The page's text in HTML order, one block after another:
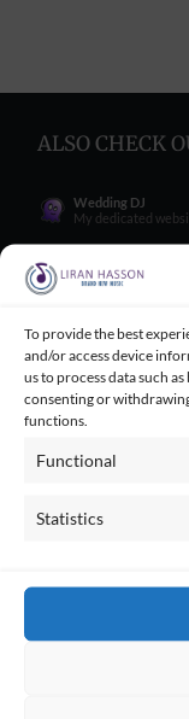
To provide the best
and/or access device
us to process data such
consenting or
functions.
Functional
Statistics
ALSO CHECK
Wedding DJ
My dedicated
My dedicated
Wedding Tips for
Wedding tips
Balloncini
My wife's business
Playbacks Catalog
LIRAN HASSON •